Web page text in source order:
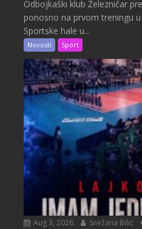
Odbojkaški klub Železničar
ponosno na prvom treningu
Sportske hale u...
Novosti Sport
Aug 3, 2026 Snežana Bilić